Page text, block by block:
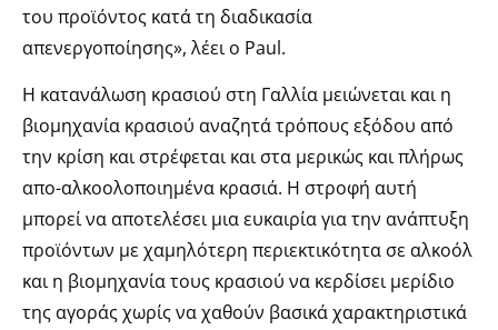
του προϊόντος κατά τη διαδικασία
απενεργοποίησης», λέει ο Paul.
Η κατανάλωση κρασιού στη Γαλλία μειώνεται και η
βιομηχανία κρασιού αναζητά τρόπους εξόδου από
την κρίση και στρέφεται και στα μερικώς και πλήρως
απο-αλκοολοποιημένα κρασιά. Η στροφή αυτή
μπορεί να αποτελέσει μια ευκαιρία για την ανάπτυξη
προϊόντων με χαμηλότερη περιεκτικότητα σε αλκοόλ
και η βιομηχανία τους κρασιού να κερδίσει μερίδιο
της αγοράς χωρίς να χαθούν βασικά χαρακτηριστικά